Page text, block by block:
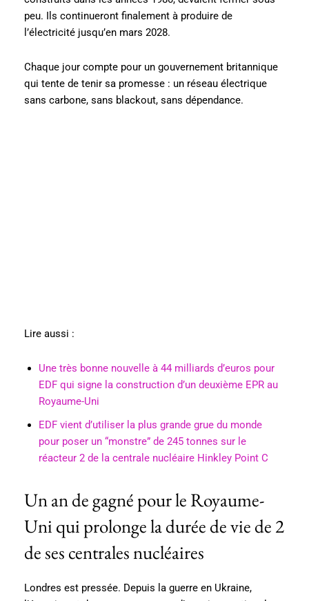
peu. Ils continueront finalement à produire de
l’électricité jusqu’en mars 2028.
Chaque jour compte pour un gouvernement britannique
qui tente de tenir sa promesse : un réseau électrique
sans carbone, sans blackout, sans dépendance.
Lire aussi :
Une très bonne nouvelle à 44 milliards d’euros pour
EDF qui signe la construction d’un deuxième EPR au
Royaume-Uni
EDF vient d’utiliser la plus grande grue du monde
pour poser un “monstre” de 245 tonnes sur le
réacteur 2 de la centrale nucléaire Hinkley Point C
Un an de gagné pour le Royaume-
Uni qui prolonge la durée de vie de 2
de ses centrales nucléaires
Londres est pressée. Depuis la guerre en Ukraine,